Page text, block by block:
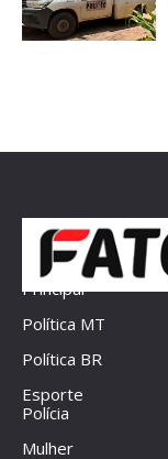
Principal
Política MT
Política BR
Esporte
Polícia
Mulher